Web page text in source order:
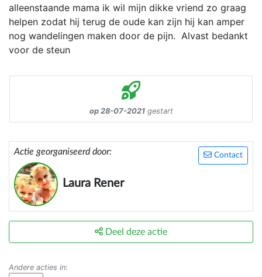
alleenstaande mama ik wil mijn dikke vriend zo graag
helpen zodat hij terug de oude kan zijn hij kan amper
nog wandelingen maken door de pijn. Alvast bedankt
voor de steun
op 28-07-2021gestart
Contact
Actie georganiseerd door:
Laura Rener
Deel deze actie
Andere acties in: